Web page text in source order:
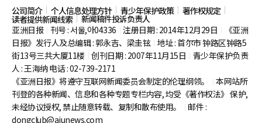
公司简介 个人信息处理方针 青少年保护政策 著作权规定
读者提供新闻线索
新闻稿件投诉负责人
亚洲日报
刊号 : 서울,아04336 注册日期 : 2014年12月29日
《亚洲
日报》发行人及总编辑 : 郭永吉、梁圭铉 地址 : 首尔市钟路区钟路5
街13号三共大厦11楼 创刊日期 : 2007年11月15日
青少年保护负责
人 : 王海纳 电话 : 02-739-2171
《亚洲日报》将遵守互联网新闻委员会制定的伦理纲领。
本网站所
刊登的各种新闻、信息和各种专题专栏内容, 均受《著作权法》 保护,
未经协议授权, 禁止随意转载、复制和散布使用。
邮件 :
dongclub@ajunews.com